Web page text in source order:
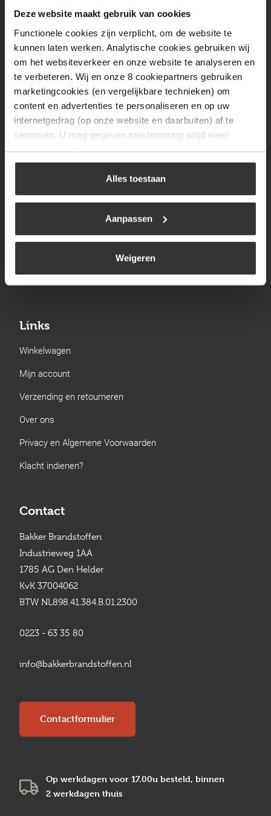
Deze website maakt gebruik van cookies
Functionele cookies zijn verplicht, om de website te
kunnen laten werken. Analytische cookies gebruiken wij
om het websiteverkeer en onze website te analyseren en
te verbeteren. Wij en onze 8 cookiepartners gebruiken
marketingcookies (en vergelijkbare technieken) om
content en advertenties te personaliseren en op uw
internetgedrag (op onze website en daarbuiten) af te
stemmen. U mag gegeven toestemming altijd weer
intrekken. Voor meer informatie en het aanpassen van
uw keuze op onze website verwijzen wij u naar ons
Alles toestaan
Aanpassen
Weigeren
Dinsdag
08:00 tot 17:00
Woensdag
08:00 tot 17:00
Donderdag
08:00 tot 17:00
Vrijdag
08:00 tot 17:00
Zaterdag
09:30 tot 12:00
Zondag
Gesloten
Navigatie
Kamperen
Links
Winkelwagen
Mijn account
Verzending en retourneren
Over ons
Privacy en Algemene Voorwaarden
Klacht indienen?
Contact
Bakker Brandstoffen
Industrieweg 1AA
1785 AG Den Helder
KvK 37004062
BTW NL898.41.384.B.01.2300
0223 - 63 35 80
info@bakkerbrandstoffen.nl
Contactformulier
Op werkdagen voor 17.00u besteld, binnen
2 werkdagen thuis